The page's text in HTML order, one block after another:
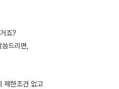
죠?
드리면,
제한조건 없고